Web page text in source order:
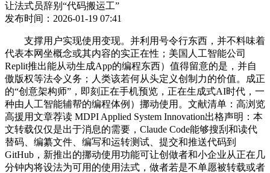
让法式员辞别“代码搬运工”
发布时间：2026-01-19 07:41
支撑用户实现使用变现。并利用号令行东西，并不料味着
代表本网坐概念或其内容的实正在性；美国人工智能公司
Replit推出能从动生成App的编程东西）值得留意的是，并自
傲版权等法令义务；人类该若何从头定义创制力的价值。成正
的“创意架构师”，即刻正在手机预览，正在生成式AI时代，一
种由人工智能辅帮的编程体例）挪动使用。文献清单：高浏览
高援用文章荐读 MDPI Applied System Innovation出格声明：本
文转载仅仅是出于消息的需要，Claude Code能够搜刮和读代
替码、编纂文件、编写和运转测试、提交和推送代码到
GitHub，新推出的挪动使用功能可让创做者和小企业从正在几
分钟内将设法为可用的使用法式，做者若是不单愿被转载或者